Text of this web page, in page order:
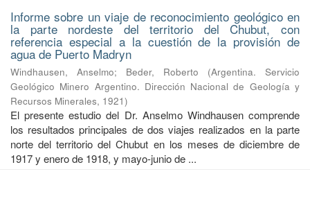
Informe sobre un viaje de reconocimiento geológico en
la parte nordeste del territorio del Chubut, con
referencia especial a la cuestión de la provisión de
agua de Puerto Madryn
Windhausen, Anselmo; Beder, Roberto (Argentina. Servicio
Geológico Minero Argentino. Dirección Nacional de Geología y
Recursos Minerales, 1921)
El presente estudio del Dr. Anselmo Windhausen comprende
los resultados principales de dos viajes realizados en la parte
norte del territorio del Chubut en los meses de diciembre de
1917 y enero de 1918, y mayo-junio de ...